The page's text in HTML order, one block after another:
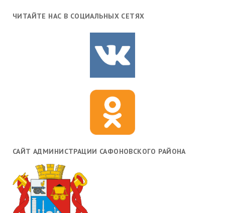
ЧИТАЙТЕ НАС В СОЦИАЛЬНЫХ СЕТЯХ
САЙТ АДМИНИСТРАЦИИ САФОНОВСКОГО РАЙОНА